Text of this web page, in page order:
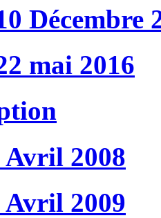
Décembre
mai 2016
2008
2009